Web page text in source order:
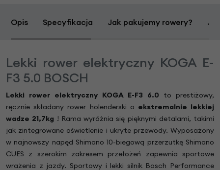
Opis Specyfikacja Jak pakujemy rowery?
Lekki rower elektryczny KOGA E-
F3 5.0 BOSCH
Lekki rower elektryczny KOGA E-F3 6.0 to
prestiżowy,
ręcznie składany rower holenderski o ekstremalnie lekkiej
wadze 21,7kg ! Rama wyróżnia się pięknymi detalami, takimi
jak zintegrowane oświetlenie i ukryte przewody. Wyposażony
w najnowszy napęd Shimano 10-biegową przerzutkę Shimano
CUES z szerokim zakresem przełożeń zapewnia sportowe
wrażenia z jazdy. Sportowy i lekki silnik Bosch Performance